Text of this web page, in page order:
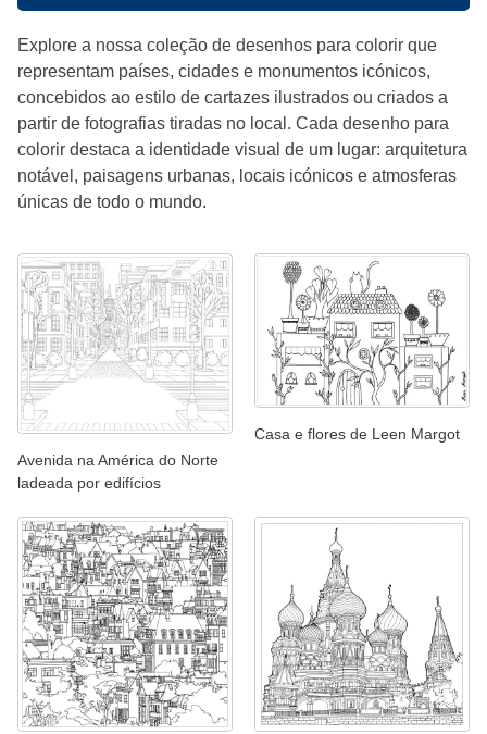
Explore a nossa coleção de desenhos para colorir que
representam países, cidades e monumentos icónicos,
concebidos ao estilo de cartazes ilustrados ou criados a
partir de fotografias tiradas no local. Cada desenho para
colorir destaca a identidade visual de um lugar: arquitetura
notável, paisagens urbanas, locais icónicos e atmosferas
únicas de todo o mundo.
Avenida na América do Norte
ladeada por edifícios
Casa e flores de Leen Margot